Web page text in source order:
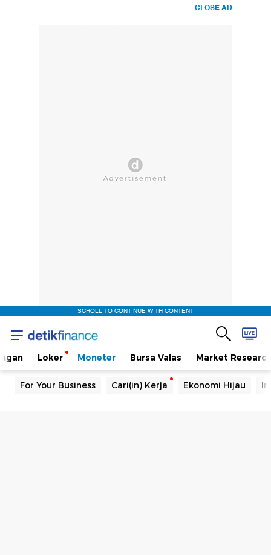
CLOSE AD
SCROLL TO CONTINUE WITH CONTENT
Loker Moneter Bursa Valas Market Research
For Your Business Cari(in) Kerja Ekonomi Hijau